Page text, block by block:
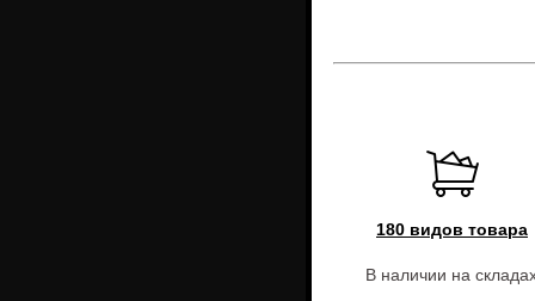
180 видов товара
В наличии на